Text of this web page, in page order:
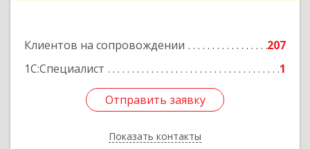
Клиентов на сопровождении
207
1С:Специалист
1
Отправить заявку
Показать контакты
Отправить заявку
Назад